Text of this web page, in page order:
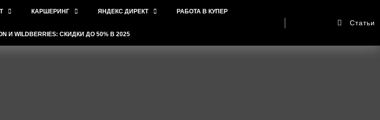
КАРШЕРИНГ ЯНДЕКС ДИРЕКТ РАБОТА В КУПЕР
И WILDBERRIES: СКИДКИ ДО 50% В 2025
Статьи